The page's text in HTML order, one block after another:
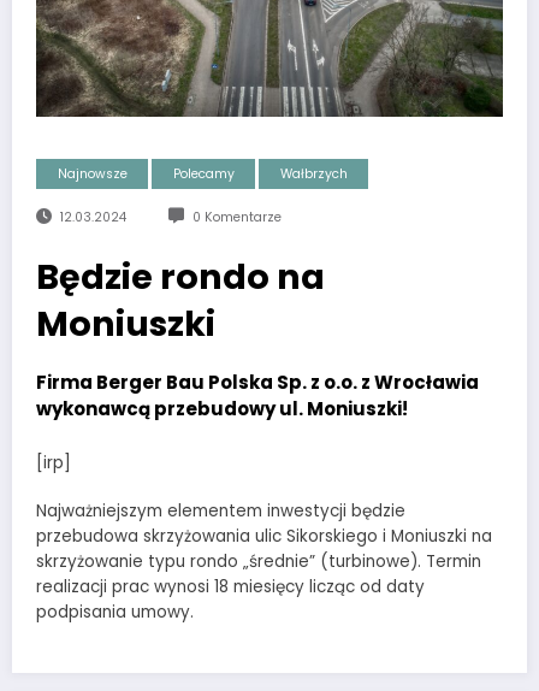
Najnowsze Polecamy Wałbrzych
12.03.2024 0 Komentarze
Będzie rondo na
Moniuszki
Firma Berger Bau Polska Sp. z o.o. z Wrocławia
wykonawcą przebudowy ul. Moniuszki!
[irp]
Najważniejszym elementem inwestycji będzie
przebudowa skrzyżowania ulic Sikorskiego i Moniuszki na
skrzyżowanie typu rondo „średnie” (turbinowe). Termin
realizacji prac wynosi 18 miesięcy licząc od daty
podpisania umowy.